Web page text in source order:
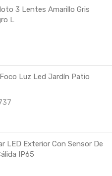
3 Lentes Amarillo Gris
L
Luz Led Jardín Patio
LED Exterior Con Sensor De
IP65